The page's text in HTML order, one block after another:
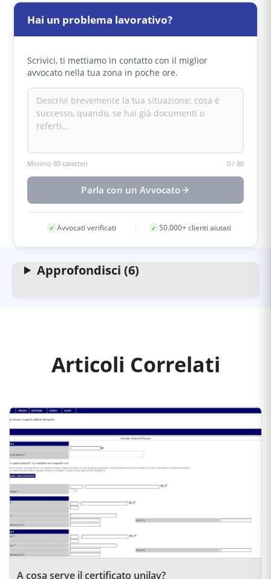
effettivamente così grave da giustificare il
licenziamento.
disciplinare fondata su comportamenti non
consoni che ledono la fiducia nel rapporto di
lavoro in modo definitivo. Si caratterizza per
l'assenza di arbitrarietà, la gravità della condotta
esistenza della giusta causa in caso di
contestazione.
Hai un problema lavorativo?
Scrivici, ti mettiamo in contatto con il miglior
avvocato nella tua zona in poche ore.
Minimo 80 caratteri 0/ 80
Parla con un Avvocato
✓ Avvocati verificati ✓ 50.000+ clienti aiutati
Approfondisci (6)
Articoli Correlati
A cosa serve il certificato unilav?